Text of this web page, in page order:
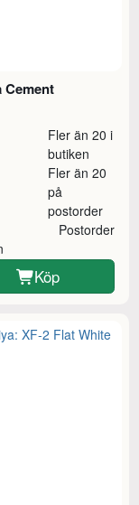
Cement
Fler än 20 i
butiken
Fler än 20
på
postorder
Postorder
Köp